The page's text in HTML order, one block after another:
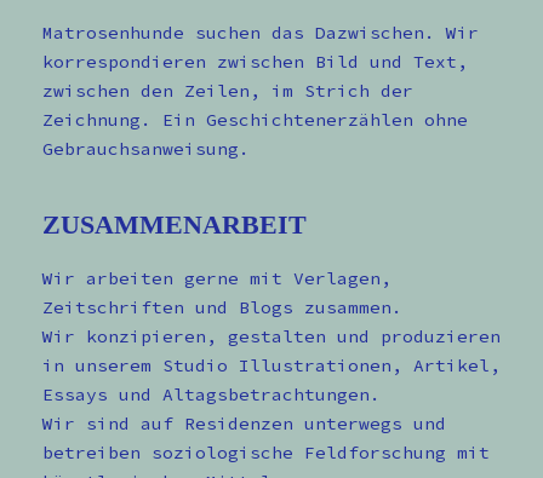
Matrosenhunde suchen das Dazwischen. Wir
korrespondieren zwischen Bild und Text,
zwischen den Zeilen, im Strich der
Zeichnung. Ein Geschichtenerzählen ohne
Gebrauchsanweisung.
ZUSAMMENARBEIT
Wir arbeiten gerne mit Verlagen,
Zeitschriften und Blogs zusammen.
Wir konzipieren, gestalten und produzieren
in unserem Studio Illustrationen, Artikel,
Essays und Altagsbetrachtungen.
Wir sind auf Residenzen unterwegs und
betreiben soziologische Feldforschung mit